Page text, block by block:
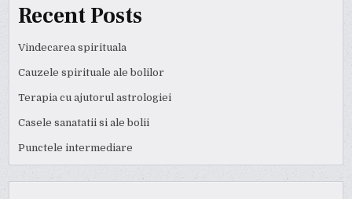
Recent Posts
Vindecarea spirituala
Cauzele spirituale ale bolilor
Terapia cu ajutorul astrologiei
Casele sanatatii si ale bolii
Punctele intermediare